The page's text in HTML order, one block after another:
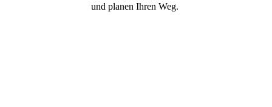
und planen Ihren Weg.